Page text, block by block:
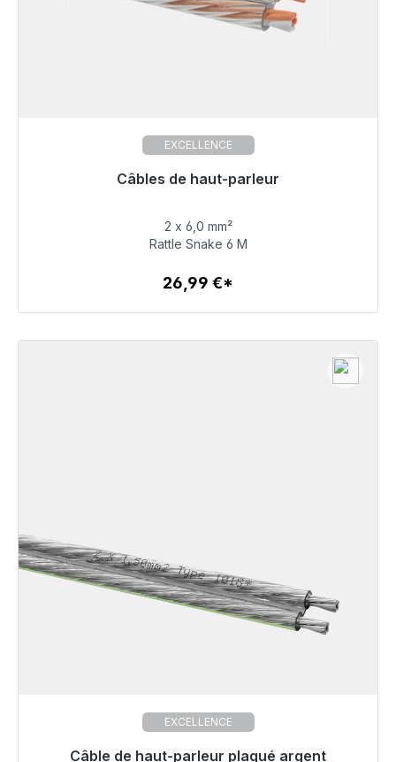
EXCELLENCE
Câbles de haut-parleur
Prêt à être expédié, délai de livraison 48h*
26,99 €
Détails
2 x 6,0 mm²
Rattle Snake 6 M
26,99 €*
EXCELLENCE
Câble de haut-parleur plaqué argent